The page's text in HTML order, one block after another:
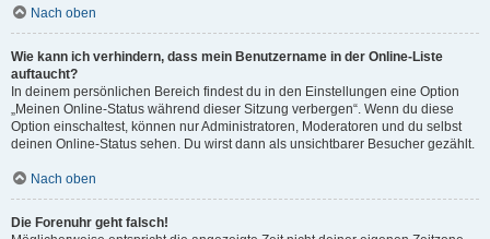
Nach oben
Wie kann ich verhindern, dass mein Benutzername in der Online-Liste
auftaucht?
In deinem persönlichen Bereich findest du in den Einstellungen eine Option
„Meinen Online-Status während dieser Sitzung verbergen“. Wenn du diese
Option einschaltest, können nur Administratoren, Moderatoren und du selbst
deinen Online-Status sehen. Du wirst dann als unsichtbarer Besucher gezählt.
Nach oben
Die Forenuhr geht falsch!